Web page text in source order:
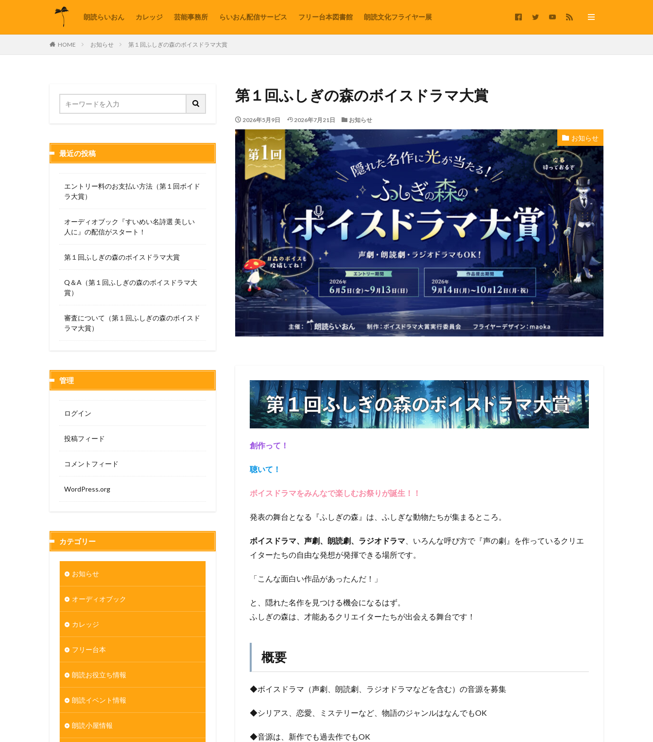
朗読らいおん カレッジ 芸能事務所 らいおん配信サービス フリー台本図書館 朗読文化フライヤー展
HOME お知らせ 第１回ふしぎの森のボイスドラマ大賞
第１回ふしぎの森のボイスドラマ大賞
2026年5月9日 2026年7月21日 お知らせ
お知らせ
創作って！
聴いて！
ボイスドラマをみんなで楽しむお祭りが誕生！！
発表の舞台となる『ふしぎの森』は、ふしぎな動物たちが集まるところ。
ボイスドラマ、声劇、朗読劇、ラジオドラマ 、いろんな呼び方で『声の劇』を作っているクリエ
イターたちの自由な発想が発揮できる場所です。
「こんな面白い作品があったんだ！」
と、隠れた名作を見つける機会になるはず。
ふしぎの森は、才能あるクリエイターたちが出会える舞台です！
概要
◆ボイスドラマ（声劇、朗読劇、ラジオドラマなどを含む）の音源を募集
◆シリアス、恋愛、ミステリーなど、物語のジャンルはなんでもOK
◆音源は、新作でも過去作でもOK
最近の投稿
エントリー料のお支払い方法（第１回ボイド
ラ大賞）
オーディオブック『すいめい名詩選 美しい
人に』の配信がスタート！
第１回ふしぎの森のボイスドラマ大賞
Q＆A（第１回ふしぎの森のボイスドラマ大
賞）
審査について（第１回ふしぎの森のボイスド
ラマ大賞）
管理
ログイン
投稿フィード
コメントフィード
WordPress.org
カテゴリー
お知らせ
オーディオブック
カレッジ
フリー台本
朗読お役立ち情報
朗読イベント情報
朗読小屋情報